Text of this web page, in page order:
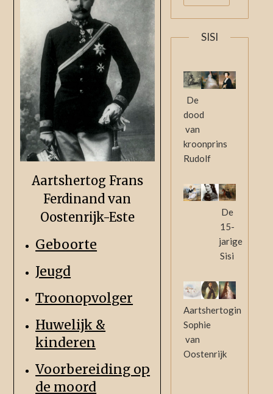
Aartshertog Frans
Ferdinand van
Oostenrijk-Este
Geboorte
Jeugd
Troonopvolger
Huwelijk &
kinderen
Voorbereiding op
de moord
SISI
De
dood
van
kroonprins
Rudolf
De
15-
jarige
Sisi
Aartshertogin
Sophie
van
Oostenrijk